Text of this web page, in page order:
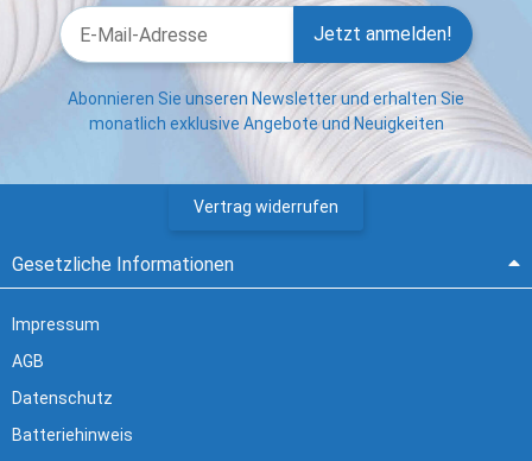
Jetzt anmelden!
Abonnieren Sie unseren Newsletter und erhalten Sie
monatlich exklusive Angebote und Neuigkeiten
Vertrag widerrufen
Gesetzliche Informationen
Impressum
AGB
Datenschutz
Batteriehinweis